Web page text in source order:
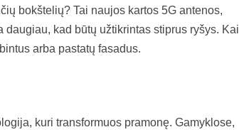
bokštelių? Tai naujos kartos 5G antenos,
kad būtų užtikrintas stiprus ryšys. Kai
arba pastatų fasadus.
kuri transformuos pramonę. Gamyklose,